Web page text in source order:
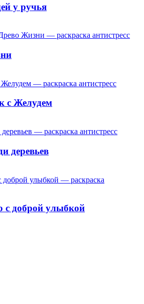
у ручья
с Желудем
деревьев
с доброй улыбкой